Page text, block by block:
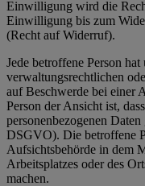
Einwilligung wird die
Einwilligung bis zum
(Recht auf Widerruf).
Jede betroffene Person
verwaltungsrechtlichen
auf Beschwerde bei einer
Person der Ansicht ist,
personenbezogenen
DSGVO). Die betroffene
Aufsichtsbehörde in dem
Arbeitsplatzes oder des
machen.